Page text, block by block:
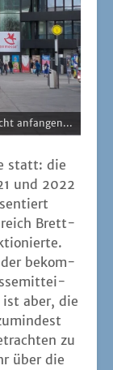
anfangen...
statt: die
und 2022
Brett­
bekom­
ist aber, die
zu
über die